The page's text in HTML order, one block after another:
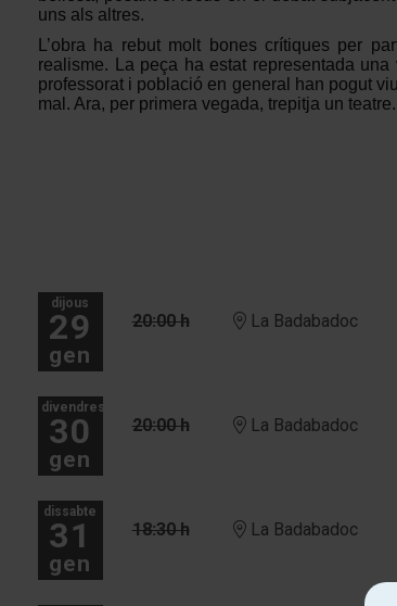
uns als altres.
L’obra ha rebut molt bones crítiques per
realisme. La peça ha estat representada
professorat i població en general han pogut
mal. Ara, per primera vegada, trepitja un teatre.
dijous
29
gen
20:00 h La Badabadoc
divendres
30
gen
20:00 h La Badabadoc
dissabte
31
gen
18:30 h La Badabadoc